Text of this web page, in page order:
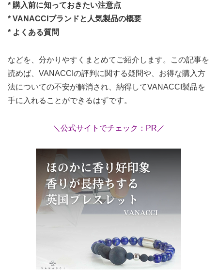
* 購入前に知っておきたい注意点
* VANACCIブランドと人気製品の概要
* よくある質問
などを、分かりやすくまとめてご紹介します。この記事を
読めば、VANACCIの評判に関する疑問や、お得な購入方
法についての不安が解消され、納得してVANACCI製品を
手に入れることができるはずです。
＼公式サイトでチェック：PR／